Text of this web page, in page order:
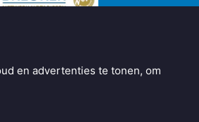
en advertenties te tonen, om